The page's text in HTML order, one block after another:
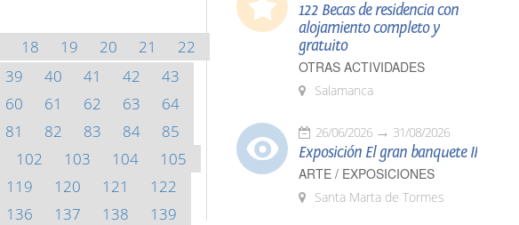
18 19 20 21
22
39 40 41 42
43
60 61 62 63
64
81 82 83 84
85
102 103 104
105
119 120 121
122
136 137 138
139
122 Becas de residencia con
alojamiento completo y
gratuito
OTRAS ACTIVIDADES
Salamanca
26/06/2026 31/08/2026
Exposición El gran banquete II
ARTE / EXPOSICIONES
Santa Marta de Tormes